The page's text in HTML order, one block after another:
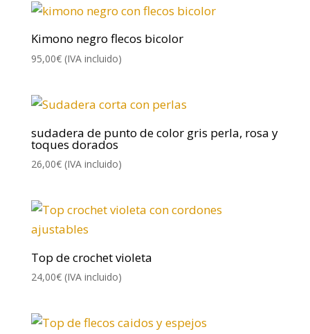
Kimono negro flecos bicolor
95,00€ (IVA incluido)
sudadera de punto de color gris perla, rosa y
toques dorados
26,00€ (IVA incluido)
Top de crochet violeta
24,00€ (IVA incluido)